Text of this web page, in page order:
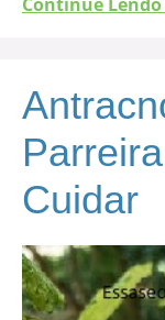
Cuidar